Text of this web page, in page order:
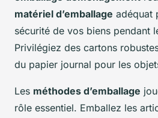
matériel d’emballage adéquat
sécurité de vos biens pendant
Privilégiez des cartons
du papier journal pour les
Les méthodes d’emballage
rôle essentiel. Emballez les